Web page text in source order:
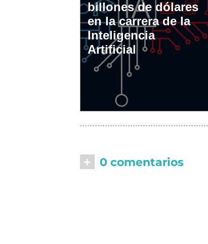
billones de dólares
en la carrera de la
Inteligencia
Artificial
+ 0 comentarios